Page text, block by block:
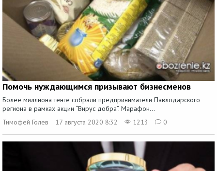
Помочь нуждающимся призывают бизнесменов
Более миллиона тенге собрали предприниматели Павлодарского
региона в рамках акции “Вирус добра”. Марафон...
Тимофей Голев
17 августа 2020 8:32 1213 0